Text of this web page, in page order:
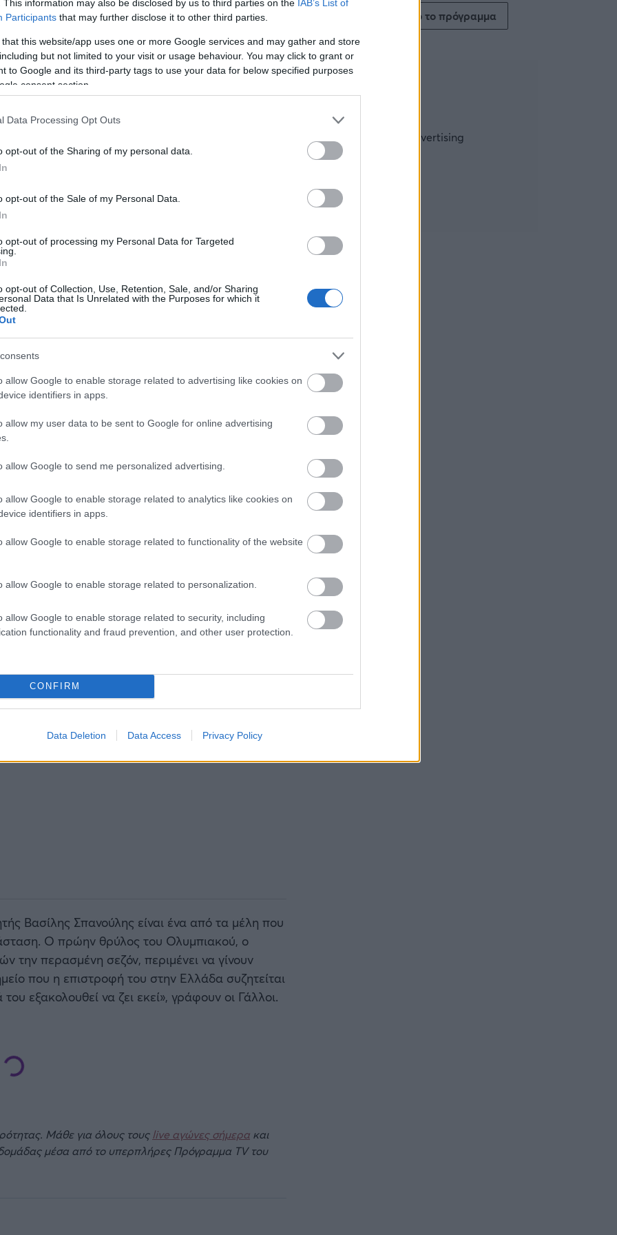
This information may also be disclosed by us to third parties on the IAB’s List of
Participants that may further disclose it to other third parties.
that this website/app uses one or more Google services and may gather and store
but not limited to your visit or usage behaviour. You may click to grant or
to Google and its third-party tags to use your data for below specified purposes
consent section.
Data Processing Opt Outs
opt-out of the Sharing of my personal data.
opt-out of the Sale of my Personal Data.
opt-out of processing my Personal Data for Targeted
opt-out of Collection, Use, Retention, Sale, and/or Sharing
Data that Is Unrelated with the Purposes for which it
allow Google to enable storage related to advertising like cookies on
identifiers in apps.
allow my user data to be sent to Google for online advertising
allow Google to send me personalized advertising.
allow Google to enable storage related to analytics like cookies on
identifiers in apps.
allow Google to enable storage related to functionality of the website
allow Google to enable storage related to personalization.
allow Google to enable storage related to security, including
functionality and fraud prevention, and other user protection.
CONFIRM
Data Deletion Data Access Privacy Policy
προχωρούσε.
μεγαλύτερη διάσταση στο πρόβλημα της
της η κορυφαία γαλλική εφημερίδα η
του δικαστηρίου του Μονακό το πρωί της
της L'Equipe το χρέος της Μονακό
ευρώ, ενώ για άλλους φτάνει και τα 15
να επενδύσει και να αναλάβει τον σύλλογο,
οφείλονται μισθοί.
αυτή τη στιγμή. Το γαλλικό Μέσο προσθέτει
του να επιστρέψει στην Ελλάδα αν η απεργία
Βασίλης Σπανούλης είναι ένα από τα μέλη που
Ο πρώην θρύλος του Ολυμπιακού, ο
την περασμένη σεζόν, περιμένει να γίνουν
που η επιστροφή του στην Ελλάδα συζητείται
εξακολουθεί να ζει εκεί», γράφουν οι Γάλλοι.
Μάθε για όλους τους live αγώνες σήμερα και
μέσα από το υπερπλήρες Πρόγραμμα TV του
Δείτε όλο το πρόγραμμα